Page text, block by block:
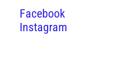
Facebook
Instagram